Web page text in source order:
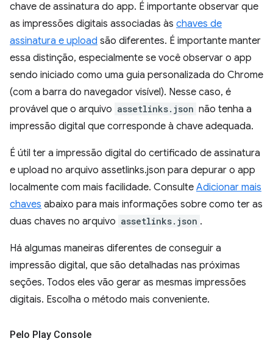
chave de assinatura do app. É importante observar que
as impressões digitais associadas às chaves de
assinatura e upload são diferentes. É importante manter
essa distinção, especialmente se você observar o app
sendo iniciado como uma guia personalizada do Chrome
(com a barra do navegador visível). Nesse caso, é
provável que o arquivo assetlinks.json não tenha a
impressão digital que corresponde à chave adequada.
É útil ter a impressão digital do certificado de assinatura
e upload no arquivo assetlinks.json para depurar o app
localmente com mais facilidade. Consulte Adicionar mais
chaves abaixo para mais informações sobre como ter as
duas chaves no arquivo assetlinks.json .
Há algumas maneiras diferentes de conseguir a
impressão digital, que são detalhadas nas próximas
seções. Todos eles vão gerar as mesmas impressões
digitais. Escolha o método mais conveniente.
Pelo Play Console